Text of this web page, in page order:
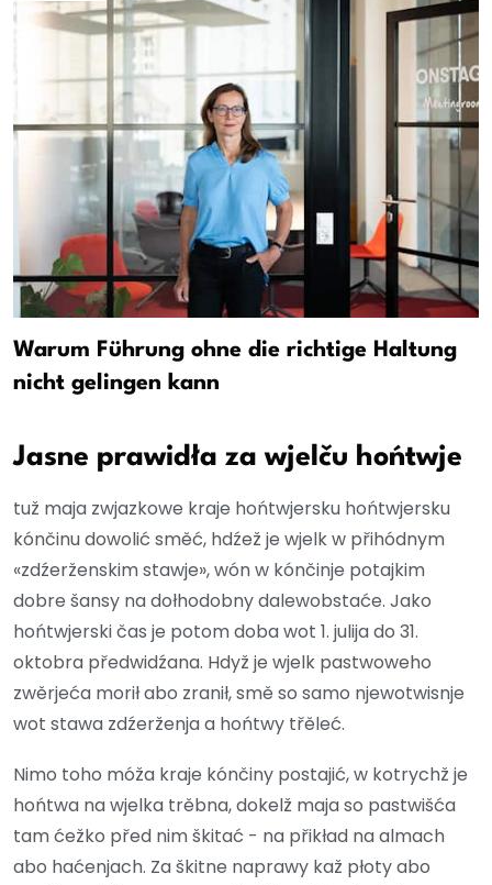
Warum Führung ohne die richtige Haltung
nicht gelingen kann
Jasne prawidła za wjelču hońtwje
tuž maja zwjazkowe kraje hońtwjersku hońtwjersku
kónčinu dowolić směć, hdźež je wjelk w přihódnym
«zdźerženskim stawje», wón w kónčinje potajkim
dobre šansy na dołhodobny dalewobstaće. Jako
hońtwjerski čas je potom doba wot 1. julija do 31.
oktobra předwidźana. Hdyž je wjelk pastwoweho
zwěrjeća morił abo zranił, smě so samo njewotwisnje
wot stawa zdźerženja a hońtwy třěleć.
Nimo toho móža kraje kónčiny postajić, w kotrychž je
hońtwa na wjelka trěbna, dokelž maja so pastwišća
tam ćežko před nim škitać - na přikład na almach
abo haćenjach. Za škitne naprawy kaž płoty abo